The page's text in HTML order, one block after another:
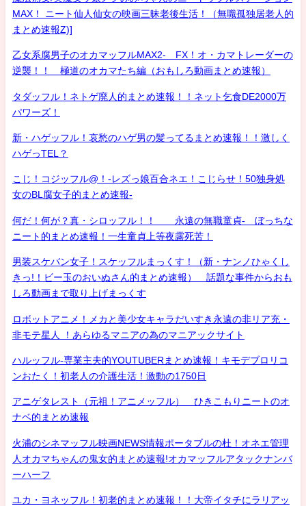
MAX！ ニート仙人仙女の映画三昧老後生活！（無職孤独居老人的
まとめ速報Z)]
乙女系腐男子のオカマッフルMAX2- FX！オ・カマトレーダーの
逆襲！！ 極道のオカマたち編（おもしろ動画まとめ速報）
タダッフル！ネトゲ廃人的まとめ速報！！ネット乞食DE2000万
パワーズ！
新・ハゲッフル！哀愁のハゲ男の髪ってるまとめ速報！！激しく
ハゲっTEL？
こじ！コジッフル@！-レズっ娘百合ネエ！こじらせ！50独身処
女のBL腐女子的まとめ速報-
何だ！何が？真・シロッフル！！ 永遠の無職童貞- ぼっちな
ニート的まとめ速報！一生童貞上等夜露死苦！
男装スケバン女子！スケッフルまっくす！（新・ナンノひゃくし
きっ!！ビー玉のおいぬさん的まとめ速報） 話題な事件からおも
しろ動画まで取り上げまっくす
ロボットアニメ！メカと美少女キャラだいすき永遠の非リア充・
非モテ星人 ！あらゆるマニアの為のマニアックサイト
ハルッフル-専業主夫的YOUTUBERまとめ速報！キモデブロリコ
ンおたく！初老人の介護生活！激動の1750日
アニゲタレスト（元祖！アニメッフル） ひきこもりニートのオ
ナベ的まとめ速報
火浦のシネマッフル映画NEWS情報ポータブルの杜！オネエ管理
人オカマちゃんの鬼女的まとめ速報!オカマッフルアタックナンバ
ーハーフ
ユカ・ヨネッフル！初老的まとめ速報！！大帝イタチにラリアッ